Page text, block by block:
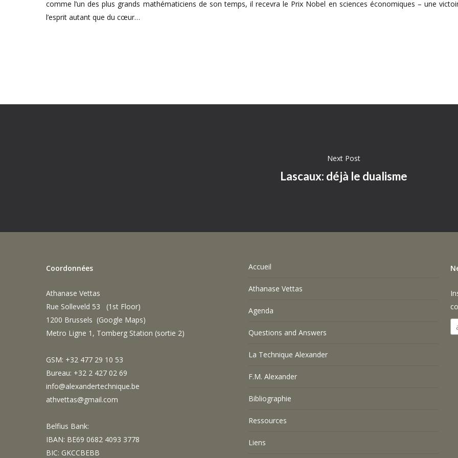
comme l’un des plus grands mathématiciens de son temps, il recevra le Prix Nobel en sciences économiques – une
l’esprit autant que du cœur…
Next Post
Lascaux: déjà le dualisme
Coordonnées
Athanase Vettas
Rue Solleveld 53 (1st Floor)
1200 Brussels (Google Maps)
Metro Ligne 1, Tomberg Station (sortie 2)
GSM: +32 477 29 10 53
Bureau: +32 2 427 02 69
info@alexandertechnique.be
athvettas@gmail.com
Belfius Bank:
IBAN: BE69 0682 4093 3778
BIC: GKCCBEBB
Accueil
Athanase Vettas
Agenda
Questions and Answers
La Technique Alexander
F.M. Alexander
Bibliographie
Ressources
Liens